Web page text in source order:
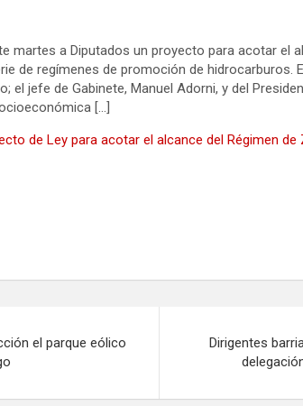
martes a Diputados un proyecto para acotar el
de regímenes de promoción de hidrocarburos.
el jefe de Gabinete, Manuel Adorni, y del
[…]
de Ley para acotar el alcance del Régimen de
el parque eólico
Dirigentes